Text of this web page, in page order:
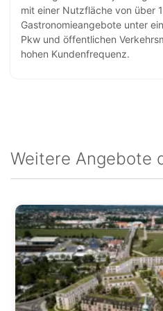
mit einer Nutzfläche von über
Gastronomieangebote unter
Pkw und öffentlichen
hohen Kundenfrequenz.
Weitere Angebote